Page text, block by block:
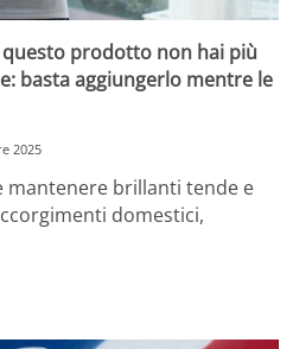
prodotto non hai più
basta aggiungerlo mentre le
2025
mantenere brillanti tende e
domestici,